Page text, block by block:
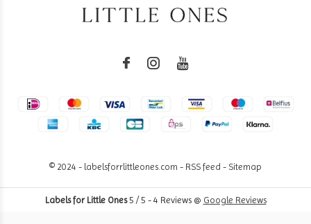
© 2024 - labelsforrlittleones.com - RSS feed - Sitemap
Labels for Little Ones5 / 5 - 4 Reviews @ Google Reviews